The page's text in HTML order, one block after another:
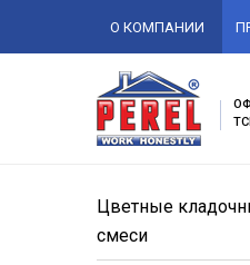
О КОМПАНИИ
Цветные
смеси